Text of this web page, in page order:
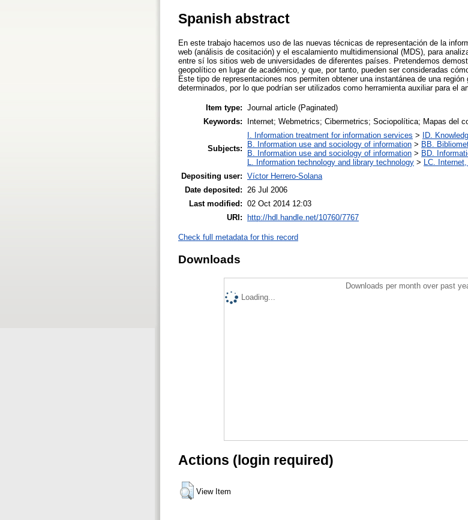
Spanish abstract
En este trabajo hacemos uso de las nuevas técnicas de representación de la
web (análisis de cositación) y el escalamiento multidimensional (MDS), para
entre sí los sitios web de universidades de diferentes países. Pretendemos
geopolítico en lugar de académico, y que, por tanto, pueden ser consideradas
Este tipo de representaciones nos permiten obtener una instantánea de una
determinados, por lo que podrían ser utilizados como herramienta auxiliar para el
Item type: Journal article (Paginated)
Keywords:
Internet; Webmetrics; Cibermetrics; Sociopolítica; Mapas del
Subjects:
I. Information treatment for information services >
ID.
B. Information use and sociology of information > BB.
B. Information use and sociology of information > BD.
L. Information technology and library technology >
LC.
Depositing user: Víctor Herrero-Solana
Date deposited:
26 Jul 2006
Last modified: 02 Oct 2014 12:03
URI:
http://hdl.handle.net/10760/7767
Check full metadata for this record
Downloads
Downloads per month over past
Loading...
Actions (login required)
View Item